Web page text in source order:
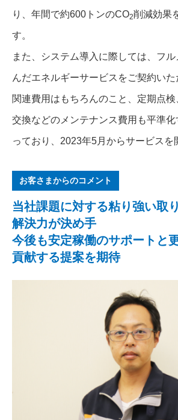
り、年間で約600トンのCO2削減効果
す。
また、システム導入に際しては、フ
んだエネルギーサービスをご契約い
関連費用はもちろんのこと、定期点
交換などのメンテナンス費用も平準
っており、2023年5月からサービスを
お客さまからのコメント
当社課題に対する粘り強い取
解決力が決め手
今後も安定稼働のサポートと
貢献する提案を期待